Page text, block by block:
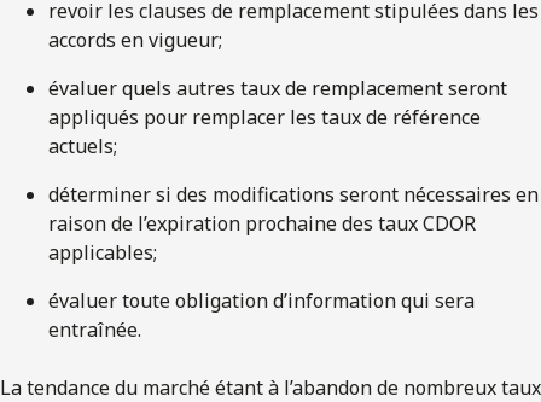
revoir les clauses de remplacement stipulées dans les
accords en vigueur;
évaluer quels autres taux de remplacement seront
appliqués pour remplacer les taux de référence
actuels;
déterminer si des modifications seront nécessaires en
raison de l’expiration prochaine des taux CDOR
applicables;
évaluer toute obligation d’information qui sera
entraînée.
La tendance du marché étant à l’abandon de nombreux taux